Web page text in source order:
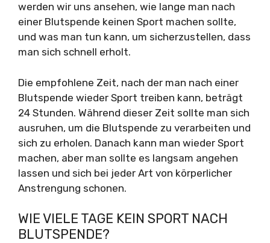
werden wir uns ansehen, wie lange man nach
einer Blutspende keinen Sport machen sollte,
und was man tun kann, um sicherzustellen, dass
man sich schnell erholt.
Die empfohlene Zeit, nach der man nach einer
Blutspende wieder Sport treiben kann, beträgt
24 Stunden. Während dieser Zeit sollte man sich
ausruhen, um die Blutspende zu verarbeiten und
sich zu erholen. Danach kann man wieder Sport
machen, aber man sollte es langsam angehen
lassen und sich bei jeder Art von körperlicher
Anstrengung schonen.
WIE VIELE TAGE KEIN SPORT NACH
BLUTSPENDE?